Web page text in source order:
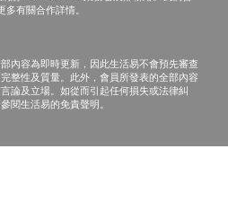
醇比值
析報告費，價錢請向美邦查
月內不提取報告，所有報告
會存底，客戶如需額外索取
3個月內)，將收取$150行政
非作為醫務診斷或治療用
介信，將作額外收費，價錢
有關合作詳情。
內容為即時更新，因此生活易不會預先審查
整性及質量。此外，會員所發表的全部內容
論及立場。如從而引起任何損失或法律糾
閱生活易的免責聲明。